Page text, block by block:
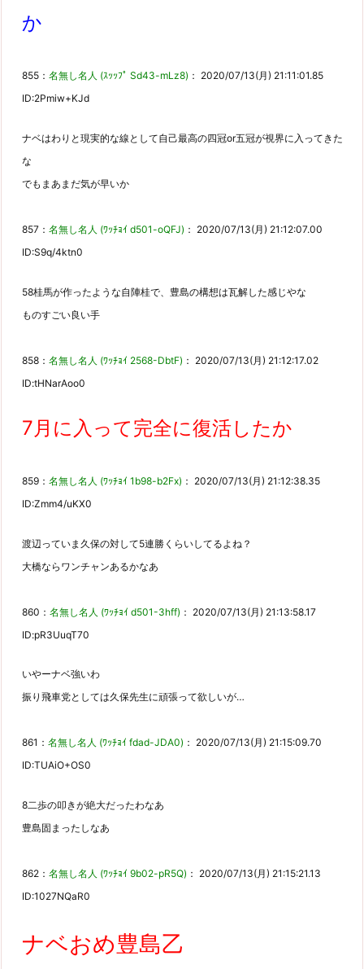
か
855： 名無し名人 (ｽｯｯﾌﾟ Sd43-mLz8) ： 2020/07/13(月) 21:11:01.85
ID:2Pmiw+KJd
ナベはわりと現実的な線として自己最高の四冠or五冠が視界に入ってきた
な
でもまあまだ気が早いか
857： 名無し名人 (ﾜｯﾁｮｲ d501-oQFJ) ： 2020/07/13(月) 21:12:07.00
ID:S9q/4ktn0
58桂馬が作ったような自陣桂で、豊島の構想は瓦解した感じやな
ものすごい良い手
858： 名無し名人 (ﾜｯﾁｮｲ 2568-DbtF) ： 2020/07/13(月) 21:12:17.02
ID:tHNarAoo0
7月に入って完全に復活したか
859： 名無し名人 (ﾜｯﾁｮｲ 1b98-b2Fx) ： 2020/07/13(月) 21:12:38.35
ID:Zmm4/uKX0
渡辺っていま久保の対して5連勝くらいしてるよね？
大橋ならワンチャンあるかなあ
860： 名無し名人 (ﾜｯﾁｮｲ d501-3hff) ： 2020/07/13(月) 21:13:58.17
ID:pR3UuqT70
いやーナベ強いわ
振り飛車党としては久保先生に頑張って欲しいが…
861： 名無し名人 (ﾜｯﾁｮｲ fdad-JDA0) ： 2020/07/13(月) 21:15:09.70
ID:TUAiO+OS0
8二歩の叩きが絶大だったわなあ
豊島固まったしなあ
862： 名無し名人 (ﾜｯﾁｮｲ 9b02-pR5Q) ： 2020/07/13(月) 21:15:21.13
ID:1027NQaR0
ナベおめ豊島乙